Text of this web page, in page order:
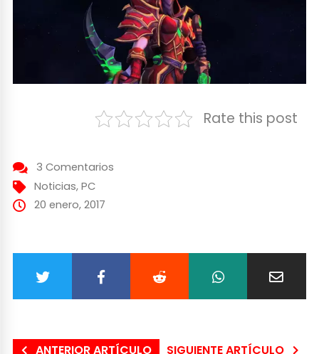
Rate this post
3 Comentarios
Noticias, PC
20 enero, 2017
ANTERIOR ARTÍCULO SIGUIENTE ARTÍCULO